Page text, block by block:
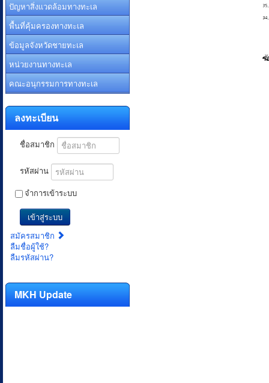
ปัญหาสิ่งแวดล้อมทางทะเล
พื้นที่คุ้มครองทางทะเล
ข้อมูลจังหวัดชายทะเล
หน่วยงานทางทะเล
คณะอนุกรรมการทางทะเล
ลงทะเบียน
ชื่อสมาชิก
รหัสผ่าน
จำการเข้าระบบ
เข้าสู่ระบบ
สมัครสมาชิก
ลืมชื่อผู้ใช้?
ลืมรหัสผ่าน?
MKH Update